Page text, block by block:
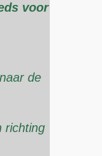
voor
de
richting